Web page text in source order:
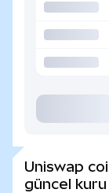
Uniswap
güncel kuru